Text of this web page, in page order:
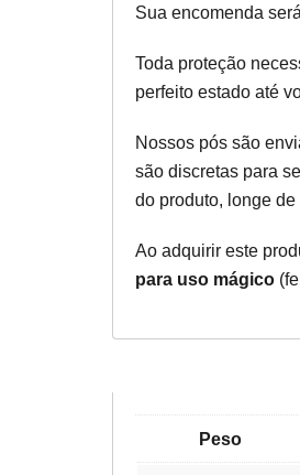
Sua encomenda
Toda proteção
perfeito estado até
Nossos pós são
são discretas para
do produto, longe
Ao adquirir este
para uso mágico
Peso